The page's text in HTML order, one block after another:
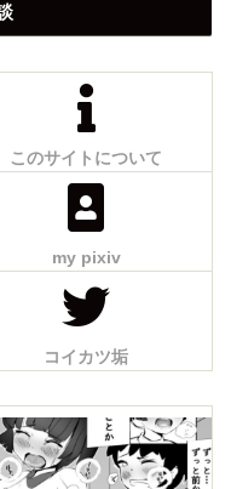
このサイトについて
my pixiv
コイカツ垢